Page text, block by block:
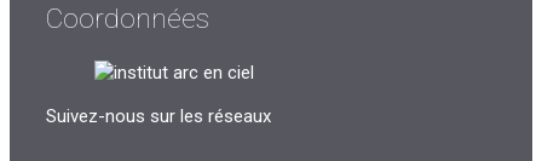
Coordonnées
Suivez-nous sur les réseaux